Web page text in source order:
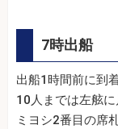
7時出船
出船1時間前に到
10人までは左舷
ミヨシ2番目の席